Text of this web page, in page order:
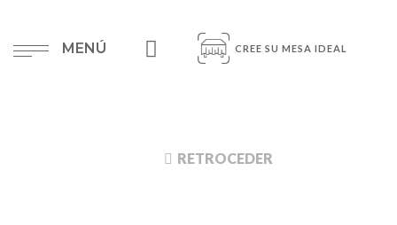
MENÚ CREE SU MESA IDEAL
RETROCEDER